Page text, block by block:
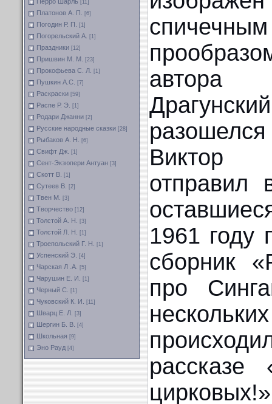
[11]
Платонов А. П. [6]
Погодин Р. П. [1]
Погорельский А. [1]
Праздники [12]
Пришвин М. М. [23]
Прокофьева С. Л. [1]
Пушкин А.С. [7]
Раскраски [59]
Распе Р. Э. [1]
Родари Джанни [2]
Русские народные сказки [28]
Рыбаков А. Н. [6]
Свифт Дж. [1]
Сент-Экзюпери Антуан [3]
Скотт В. [1]
Сутеев В. [2]
Твен М. [3]
Творчество [12]
Толстой А. Н. [3]
Толстой Л. Н. [1]
Троепольский Г. Н. [1]
Успенский Э. [4]
Чарская Л .А. [5]
Чарушин Е. И. [1]
Черный С. [1]
Чуковский К. И. [11]
Шварц Е. Л. [3]
Шергин Б. В. [4]
Школьная [9]
Эно Рауд [4]
Виктор
отправил
1961 году
сборник
про